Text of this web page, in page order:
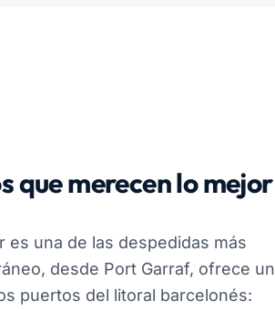
que merecen lo mejor
es una de las despedidas más
desde Port Garraf, ofrece un
puertos del litoral barcelonés: